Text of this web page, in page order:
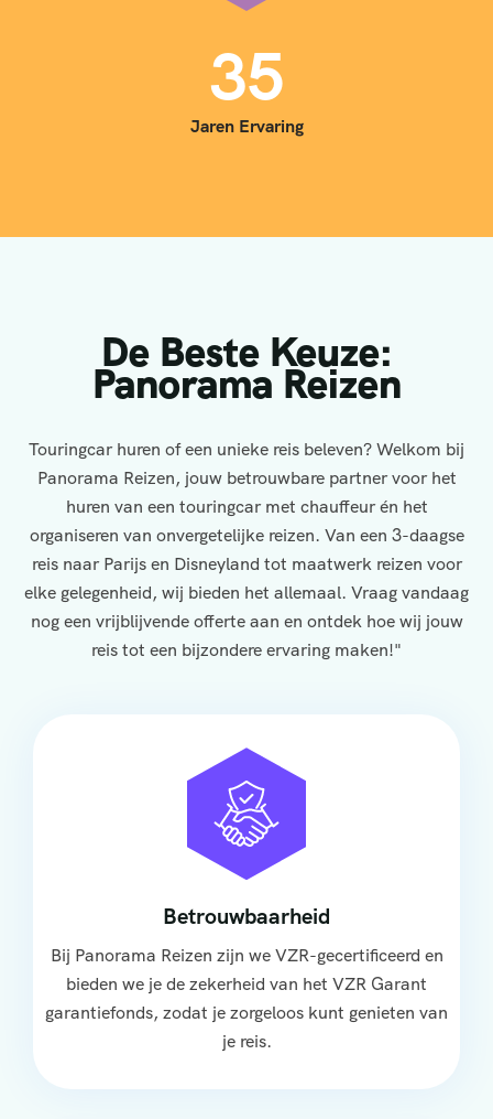
35
Jaren Ervaring
De Beste Keuze:
Panorama Reizen
Touringcar huren of een unieke reis beleven? Welkom bij
Panorama Reizen, jouw betrouwbare partner voor het
huren van een touringcar met chauffeur én het
organiseren van onvergetelijke reizen. Van een 3-daagse
reis naar Parijs en Disneyland tot maatwerk reizen voor
elke gelegenheid, wij bieden het allemaal. Vraag vandaag
nog een vrijblijvende offerte aan en ontdek hoe wij jouw
reis tot een bijzondere ervaring maken!"
Betrouwbaarheid
Bij Panorama Reizen zijn we VZR-gecertificeerd en
bieden we je de zekerheid van het VZR Garant
garantiefonds, zodat je zorgeloos kunt genieten van
je reis.